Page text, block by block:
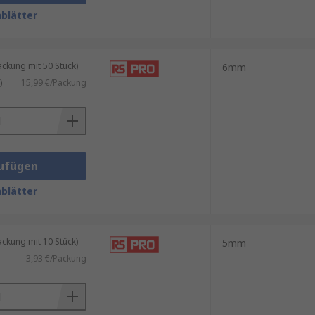
Anwendungen eingesetzt
von Maschinen und
Häufig verwendete
die gewünschten
mit 50 Stück)
15,99 €/Packung
6mm
mit 10 Stück)
3,93 €/Packung
5mm